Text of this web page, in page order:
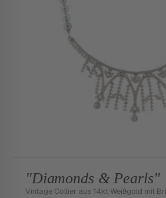
"Diamonds & Pearls"
Vintage Collier aus 14kt Weißgold mit